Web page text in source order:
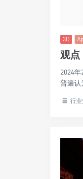
3D
观点
2024
普遍认
行